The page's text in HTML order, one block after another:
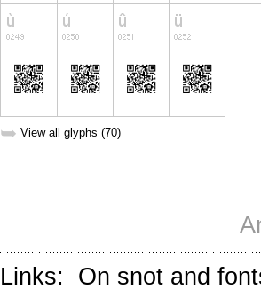
➥ View all glyphs (70)
Links: On snot and